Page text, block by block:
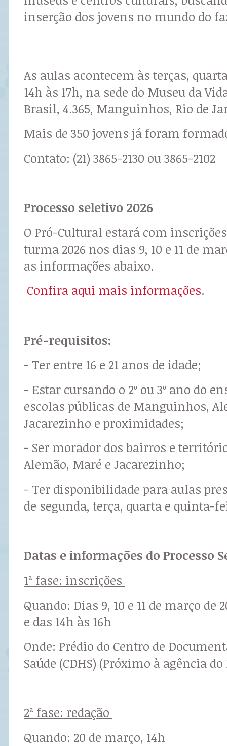
inserção dos jovens no mundo do
As aulas acontecem às terças,
14h às 17h, na sede do Museu da
Brasil, 4.365, Manguinhos, Rio de
Mais de 350 jovens já foram
Contato: (21) 3865-2130 ou 3865-2102
Processo seletivo 2026
O Pró-Cultural estará com
turma 2026 nos dias 9, 10 e 11 de
as informações abaixo.
Confira aqui mais informações.
Pré-requisitos:
- Ter entre 16 e 21 anos de idade;
- Estar cursando o 2º ou 3º ano do
escolas públicas de Manguinhos,
Jacarezinho e proximidades;
- Ser morador dos bairros e
Alemão, Maré e Jacarezinho;
- Ter disponibilidade para aulas
de segunda, terça, quarta e quinta-
Datas e informações do Processo
1ª fase: inscrições
Quando: Dias 9, 10 e 11 de março de
e das 14h às 16h
Onde: Prédio do Centro de
Saúde (CDHS) (Próximo à agência
2ª fase: redação
Quando: 20 de março, 14h